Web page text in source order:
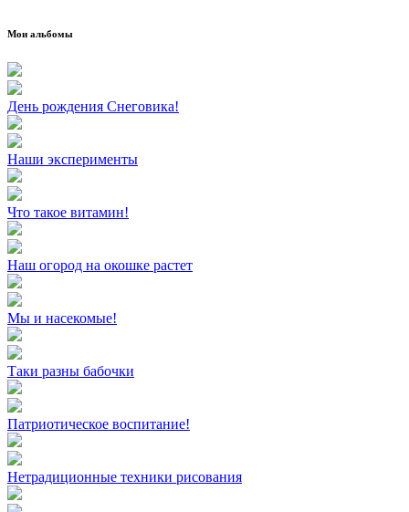
Мои альбомы
День рождения Снеговика!
Наши эксперименты
Что такое витамин!
Наш огород на окошке растет
Мы и насекомые!
Таки разны бабочки
Патриотическое воспитание!
Нетрадиционные техники рисования